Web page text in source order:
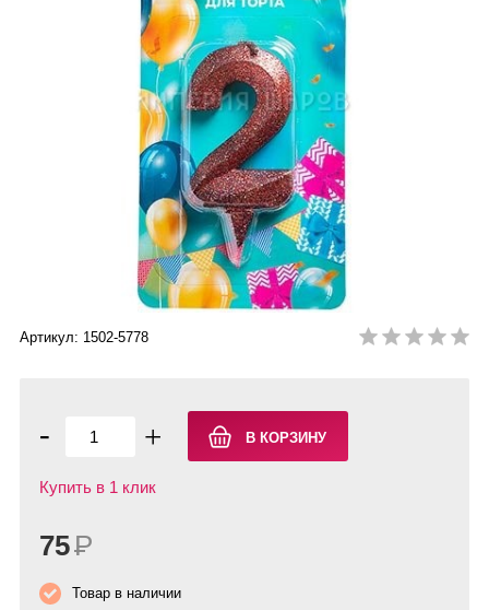
Артикул: 1502-5778
- +
Купить в 1 клик
75Р
Товар в наличии